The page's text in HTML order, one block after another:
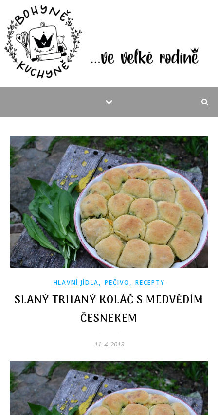
HLAVNÍ JÍDLA,PEČIVO,RECEPTY
SLANÝ TRHANÝ KOLÁČ S MEDVĚDÍM
ČESNEKEM
11. 4. 2018